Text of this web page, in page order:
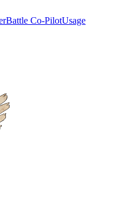
Battle Co-PilotUsage